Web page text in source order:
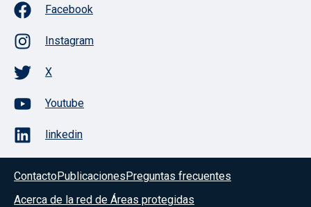
Facebook
Instagram
X
Youtube
linkedin
ContactoPublicacionesPreguntas frecuentes
Acerca de la red de Áreas protegidas